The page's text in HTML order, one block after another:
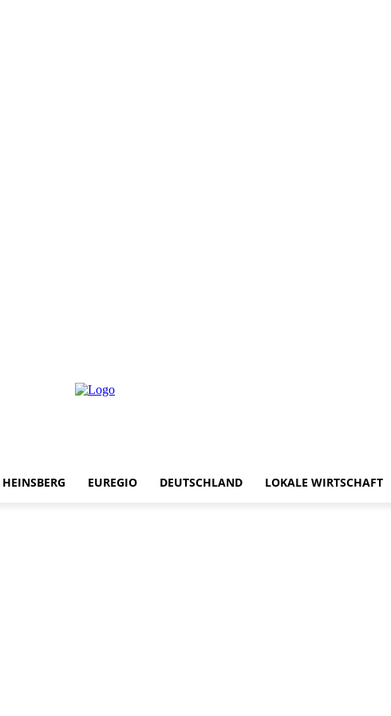
HEINSBERG EUREGIO DEUTSCHLAND LOKALE WIRTSCHAFT